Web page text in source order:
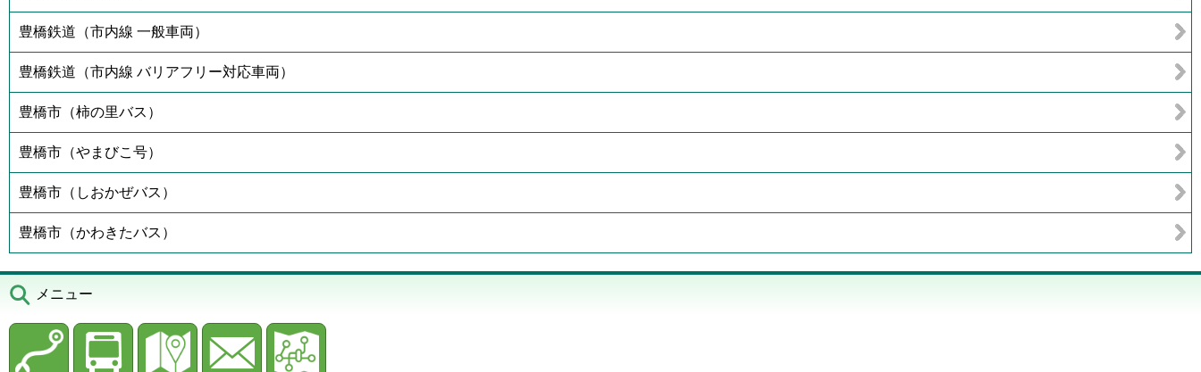
豊橋鉄道（市内線 一般車両）
豊橋鉄道（市内線 バリアフリー対応車両）
豊橋市（柿の里バス）
豊橋市（やまびこ号）
豊橋市（しおかぜバス）
豊橋市（かわきたバス）
メニュー